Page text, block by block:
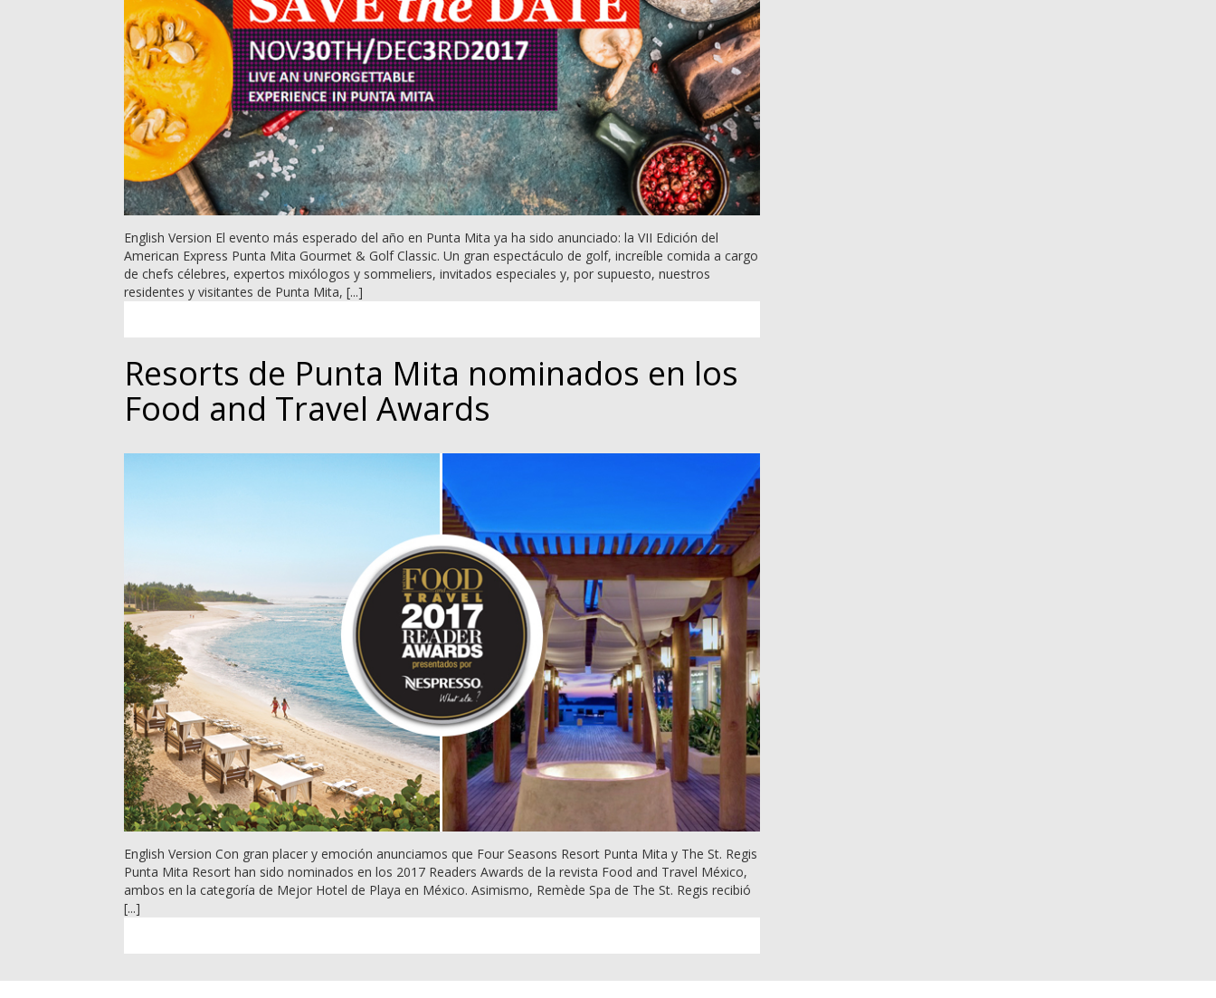
English Version El evento más esperado del año en Punta Mita ya ha sido anunciado: la VII Edición del
American Express Punta Mita Gourmet & Golf Classic. Un gran espectáculo de golf, increíble comida a cargo
de chefs célebres, expertos mixólogos y sommeliers, invitados especiales y, por supuesto, nuestros
residentes y visitantes de Punta Mita, [...]
Resorts de Punta Mita nominados en los
Food and Travel Awards
English Version Con gran placer y emoción anunciamos que Four Seasons Resort Punta Mita y The St. Regis
Punta Mita Resort han sido nominados en los 2017 Readers Awards de la revista Food and Travel México,
ambos en la categoría de Mejor Hotel de Playa en México. Asimismo, Remède Spa de The St. Regis recibió
[...]